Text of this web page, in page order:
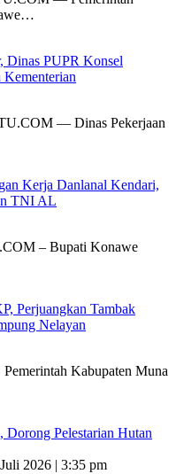
Dinas PUPR Konsel
— Dinas Pekerjaan
Kerja Danlanal Kendari,
TNI AL
– Bupati Konawe
Perjuangkan Tambak
Nelayan
Kabupaten Muna
Dorong Pelestarian Hutan
2026 | 3:35 pm